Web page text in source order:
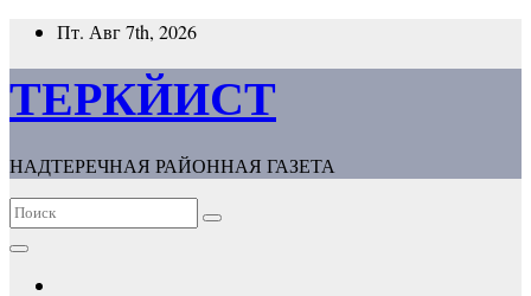
Перейти
содержимому
Пт. Авг 7th, 2026
ТЕРКЙИСТ
НАДТЕРЕЧНАЯ РАЙОННАЯ ГАЗЕТА